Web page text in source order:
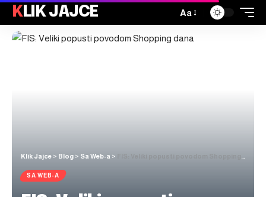
KLIK JAJCE Aa
Klik Jajce > Blog > Sa Web-a >
SA WEB-A